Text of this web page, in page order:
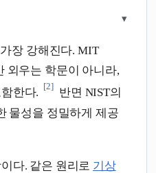
▾
장 강해진다. MIT
외우는 학문이 아니라,
한다.
[2]
반면 NIST의
물성을 정밀하게 제공
다. 같은 원리로 기상